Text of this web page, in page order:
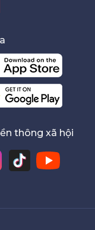
thông xã hội